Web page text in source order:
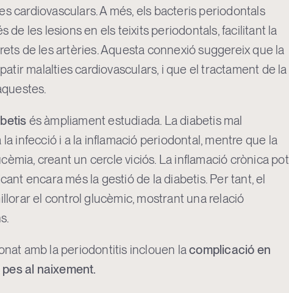
cardiovasculars. A més, els bacteris periodontals
de les lesions en els teixits periodontals, facilitant la
de les artèries. Aquesta connexió suggereix que la
malalties cardiovasculars, i que el tractament de la
és àmpliament estudiada. La diabetis mal
infecció i a la inflamació periodontal, mentre que la
creant un cercle viciós. La inflamació crònica pot
encara més la gestió de la diabetis. Per tant, el
el control glucèmic, mostrant una relació
amb la periodontitis inclouen lacomplicació en
al naixement.